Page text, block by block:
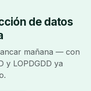
de datos
mañana — con
y LOPDGDD ya